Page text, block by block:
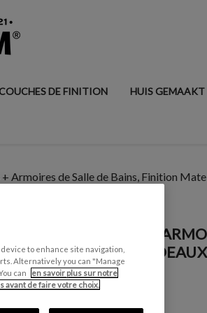
DE FINITION HUIS GEMAAKT
Armoires de Salle de Bains, Finition
POUR BOISERIES +
MATE - BORDEAUX
to enhance site navigation,
Alternatively you can "Manage
can
en savoir plus sur notre
avant de faire votre choix.